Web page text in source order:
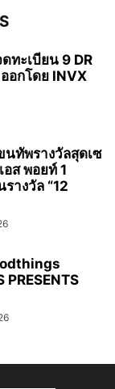
ทะเบียน 9 DR
อกโดย INVX
ทัพรางวัลสุดเซ
อส พอยท์ 1
างวัล “12
PRESENTS